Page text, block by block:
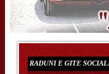
RADUNI E GITE